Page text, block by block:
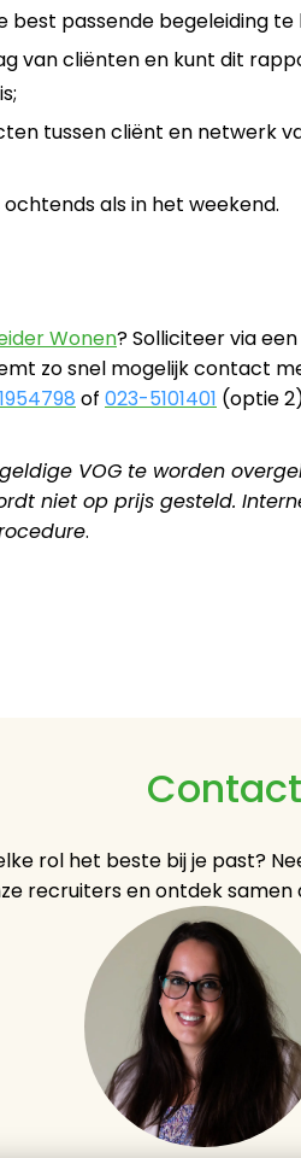
best passende begeleiding te
van cliënten en kunt dit
tussen cliënt en netwerk
ochtends als in het weekend.
Wonen? Solliciteer via
zo snel mogelijk contact
of 023-5101401 (optie
VOG te worden
niet op prijs gesteld.
.
Contact
rol het beste bij je past?
recruiters en ontdek samen